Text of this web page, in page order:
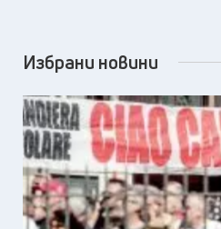
Избрани новини